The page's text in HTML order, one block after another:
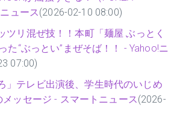
ュース(2026-02-10 08:00)
ツリ混ぜ技！！本町「麺屋 ぶっとく
た“ぶっとい”まぜそば！！ - Yahoo!ニ
07:00)
」テレビ出演後、学生時代のいじめ
ッセージ - スマートニュース(2026-